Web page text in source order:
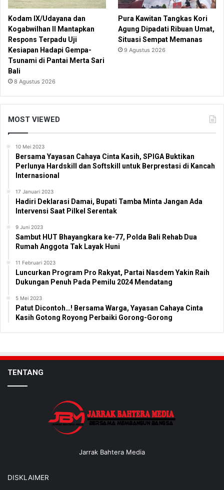
Kodam IX/Udayana dan
Kogabwilhan II Mantapkan
Respons Terpadu Uji
Kesiapan Hadapi Gempa-
Tsunami di Pantai Merta Sari
Bali
8 Agustus 2026
Pura Kawitan Tangkas Kori
Agung Dipadati Ribuan Umat,
Situasi Sempat Memanas
9 Agustus 2026
MOST VIEWED
10 Mei 2023
Bersama Yayasan Cahaya Cinta Kasih, SPIGA Buktikan
Perlunya Hardskill dan Softskill untuk Berprestasi di Kancah
Internasional
17 Januari 2023
Hadiri Deklarasi Damai, Bupati Tamba Minta Jangan Ada
Intervensi Saat Pilkel Serentak
9 Juni 2023
Sambut HUT Bhayangkara ke-77, Polda Bali Rehab Dua
Rumah Anggota Tak Layak Huni
11 Februari 2023
Luncurkan Program Pro Rakyat, Partai Nasdem Yakin Raih
Dukungan Penuh Pada Pemilu 2024 Mendatang
5 Mei 2023
Patut Dicontoh…! Bersama Warga, Yayasan Cahaya Cinta
Kasih Gotong Royong Perbaiki Gorong-Gorong
TENTANG
Jarrak Bahtera Media
DISKLAIMER